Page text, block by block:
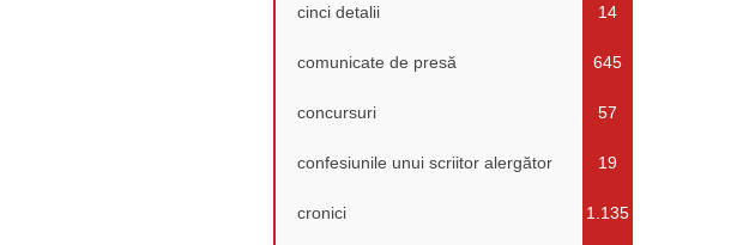
cinci detalii 14
comunicate de presă 645
concursuri 57
confesiunile unui scriitor alergător 19
cronici 1.135